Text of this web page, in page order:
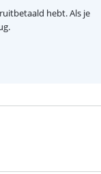
hebt. Als je